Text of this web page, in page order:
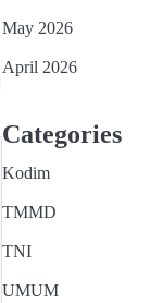
May 2026
April 2026
Categories
Kodim
TMMD
TNI
UMUM